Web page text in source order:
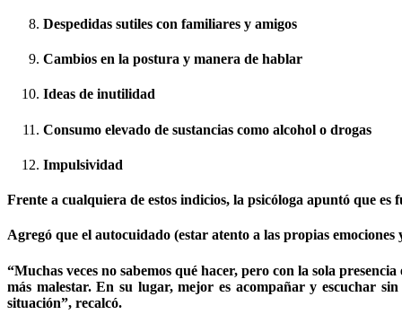
Despedidas sutiles con familiares y amigos
Cambios en la postura y manera de hablar
Ideas de inutilidad
Consumo elevado de sustancias como alcohol o drogas
Impulsividad
Frente a cualquiera de estos indicios, la psicóloga apuntó que
Agregó que el autocuidado (estar atento a las propias
“Muchas veces no sabemos qué hacer, pero con la sola
más malestar. En su lugar, mejor es acompañar y escuchar
situación”, recalcó.